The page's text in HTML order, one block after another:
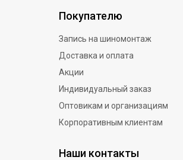
Покупателю
Запись на шиномонтаж
Доставка и оплата
Акции
Индивидуальный заказ
Оптовикам и организациям
Корпоративным клиентам
Наши контакты